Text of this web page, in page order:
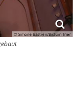
© Simone Bastreri/Bistum Trier